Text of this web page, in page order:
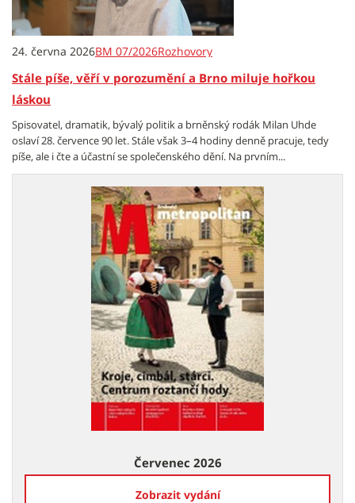
24. června 2026BM 07/2026Rozhovory
Stále píše, věří v porozumění a Brno miluje hořkou
láskou
Spisovatel, dramatik, bývalý politik a brněnský rodák Milan Uhde
oslaví 28. července 90 let. Stále však 3–4 hodiny denně pracuje, tedy
píše, ale i čte a účastní se společenského dění. Na prvním...
Červenec 2026
Zobrazit vydání